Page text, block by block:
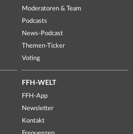
Moderatoren & Team
Podcasts
News-Podcast
Themen-Ticker
Voting
FFH-WELT
FFH-App
Newsletter
Kontakt